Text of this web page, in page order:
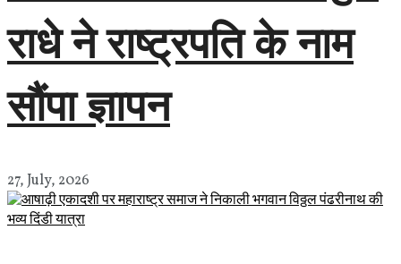
राधे ने राष्ट्रपति के नाम
सौंपा ज्ञापन
27, July, 2026